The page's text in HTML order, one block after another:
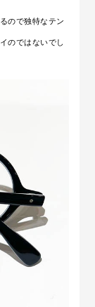
ので独特なテン
のではないでし